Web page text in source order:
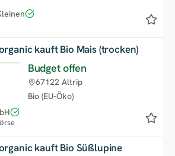
kauft Bio Mais (trocken)
Budget offen
Bio (EU-Öko)
67122 Altrip
kauft Bio Süßlupine